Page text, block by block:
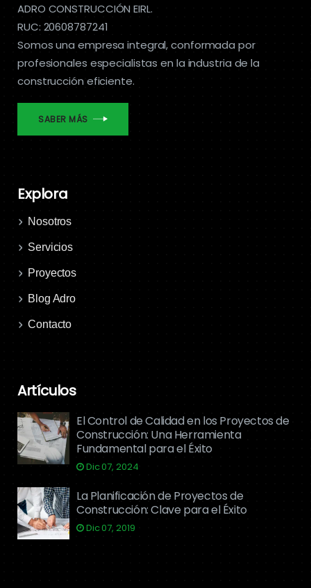
ADRO CONSTRUCCIÓN EIRL.
RUC: 20608787241
Somos una empresa integral, conformada por
profesionales especialistas en la industria de la
construcción eficiente.
SABER MÁS
Explora
Nosotros
Servicios
Proyectos
Blog Adro
Contacto
Artículos
El Control de Calidad en los Proyectos de
Construcción: Una Herramienta
Fundamental para el Éxito
Dic 07, 2024
La Planificación de Proyectos de
Construcción: Clave para el Éxito
Dic 07, 2019